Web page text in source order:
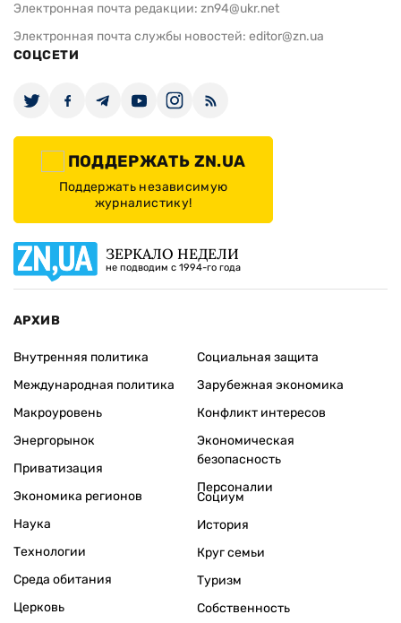
Электронная почта редакции: zn94@ukr.net
Электронная почта службы новостей: editor@zn.ua
СОЦСЕТИ
ПОДДЕРЖАТЬ ZN.UA
Поддержать независимую
журналистику!
ЗЕРКАЛО НЕДЕЛИ
не подводим с 1994-го года
АРХИВ
Внутренняя политика
Международная политика
Макроуровень
Энергорынок
Приватизация
Экономика регионов
Социальная защита
Зарубежная экономика
Конфликт интересов
Экономическая
безопасность
Персоналии
Наука
Технологии
Среда обитания
Церковь
Социум
История
Круг семьи
Туризм
Собственность